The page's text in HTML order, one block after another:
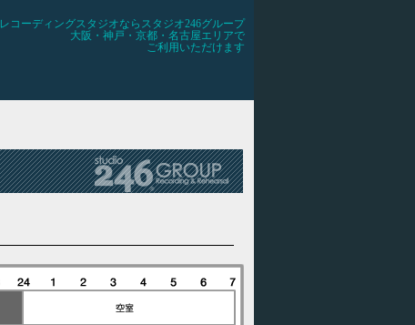
レコーディングスタジオならスタジオ246グループ
大阪・神戸・京都・名古屋エリアで
ご利用いただけます